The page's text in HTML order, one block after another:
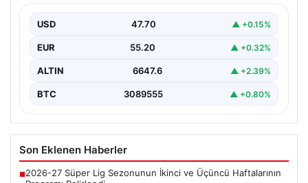
Adalet Bakanı Akın Gürlek, Türkiye'nin terörden
yeni çerçeve…
USD 47.70 ▲ +0.15%
EUR 55.20 ▲ +0.32%
ALTIN 6647.6 ▲ +2.39%
BTC 3089555 ▲ +0.80%
Son Eklenen Haberler
■2026-27 Süper Lig Sezonunun İkinci ve Üçüncü Haftalarının